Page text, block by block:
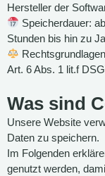
Hersteller der
Speicherdauer:
Stunden bis hin zu
Art. 6 Abs. 1 lit.f
Was sind
Unsere Website
Daten zu speichern.
Im Folgenden
genutzt werden,